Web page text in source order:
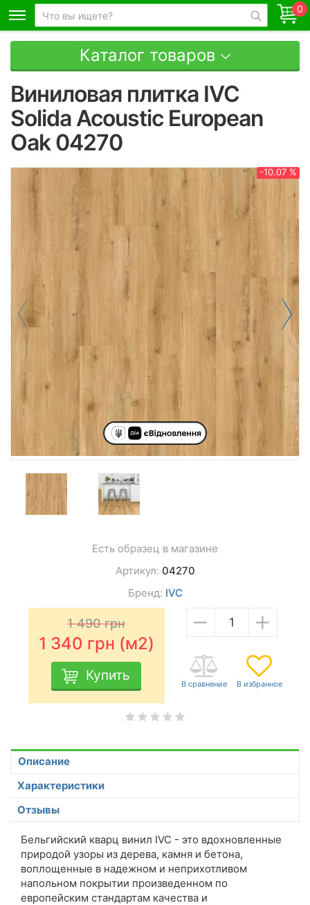
0
Каталог товаров
Виниловая плитка IVC
Solida Acoustic European
Oak 04270
-10.07 %
Есть образец в магазине
Артикул: 04270
Бренд: IVC
1 490грн
1 340 грн (м2)
Купить
− +
Описание
Характеристики
Отзывы
Бельгийский кварц винил IVC - это вдохновленные
природой узоры из дерева, камня и бетона,
воплощенные в надежном и неприхотливом
напольном покрытии произведенном по
европейским стандартам качества и